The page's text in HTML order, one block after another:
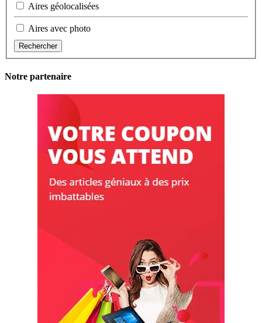
Aires géolocalisées
Aires avec photo
Rechercher
Notre partenaire